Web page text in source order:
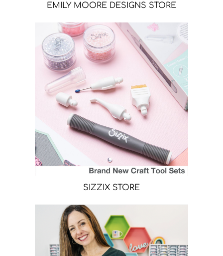
EMILY MOORE DESIGNS STORE
SIZZIX STORE